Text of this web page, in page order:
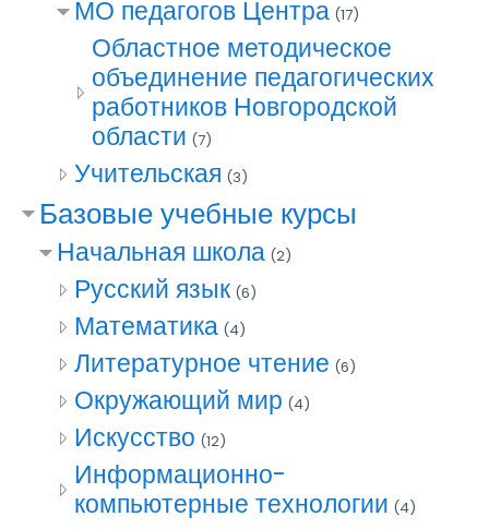
МО педагогов Центра (17)
Областное методическое
объединение педагогических
работников Новгородской
области (7)
Учительская (3)
Базовые учебные курсы
Начальная школа (2)
Русский язык (6)
Математика (4)
Литературное чтение (6)
Окружающий мир (4)
Искусство (12)
Информационно-
компьютерные технологии (4)